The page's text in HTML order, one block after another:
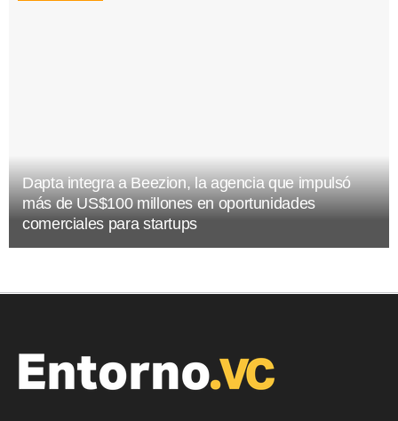
Dapta integra a Beezion, la agencia que impulsó
más de US$100 millones en oportunidades
comerciales para startups